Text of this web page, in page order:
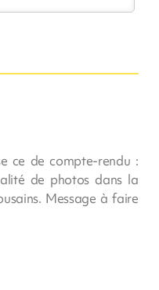
ce de compte-rendu :
de photos dans la
Message à faire